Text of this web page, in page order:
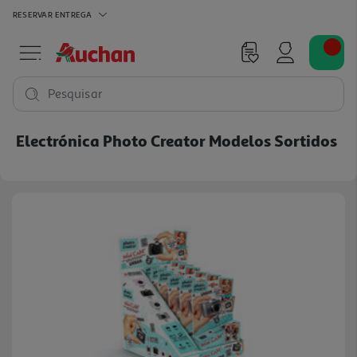
RESERVAR ENTREGA
Pesquisar
Electrónica Photo Creator Modelos Sortidos